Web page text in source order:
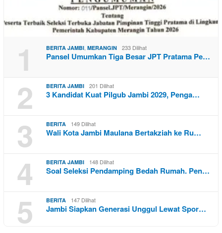
1 BERITA JAMBI, MERANGIN 233 Dilihat
Pansel Umumkan Tiga Besar JPT Pratama Pe…
2 BERITA JAMBI 201 Dilihat
3 Kandidat Kuat Pilgub Jambi 2029, Penga…
3 BERITA 149 Dilihat
Wali Kota Jambi Maulana Bertakziah ke Ru…
4 BERITA JAMBI 148 Dilihat
Soal Seleksi Pendamping Bedah Rumah. Pen…
5 BERITA 147 Dilihat
Jambi Siapkan Generasi Unggul Lewat Spor…